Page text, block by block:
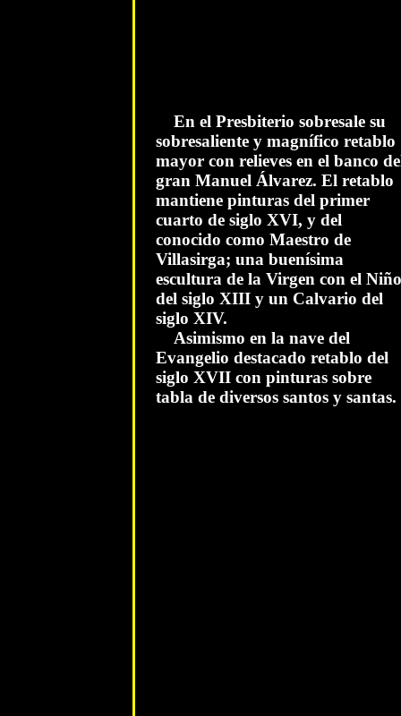
En el Presbiterio sobresale su
sobresaliente y magnífico retablo
mayor con relieves en el banco
gran Manuel Álvarez. El retablo
mantiene pinturas del primer
cuarto de siglo XVI, y del
conocido como Maestro de
Villasirga; una buenísima
escultura de la Virgen con el Niño
del siglo XIII y un Calvario del
siglo XIV.
Asimismo en la nave del
Evangelio destacado retablo del
siglo XVII con pinturas sobre
tabla de diversos santos y santas.